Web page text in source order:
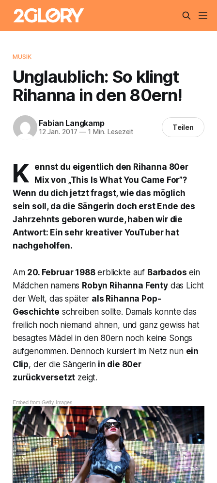
MUSIK
Unglaublich: So klingt
Rihanna in den 80ern!
Fabian Langkamp
12 Jan. 2017 —1 Min. Lesezeit Teilen
K ennst du eigentlich den Rihanna 80er
Mix von „This Is What You Came For”?
Wenn du dich jetzt fragst, wie das möglich
sein soll, da die Sängerin doch erst Ende des
Jahrzehnts geboren wurde, haben wir die
Antwort: Ein sehr kreativer YouTuber hat
nachgeholfen.
Am 20. Februar 1988erblickte auf Barbados ein
Mädchen namens Robyn Rihanna Fentydas Licht
der Welt, das später als Rihanna Pop-
Geschichte schreiben sollte. Damals konnte das
freilich noch niemand ahnen, und ganz gewiss hat
besagtes Mädel in den 80ern noch keine Songs
aufgenommen. Dennoch kursiert im Netz nun ein
Clip, der die Sängerinin die 80er
zurückversetzt zeigt.
Embed from Getty Images